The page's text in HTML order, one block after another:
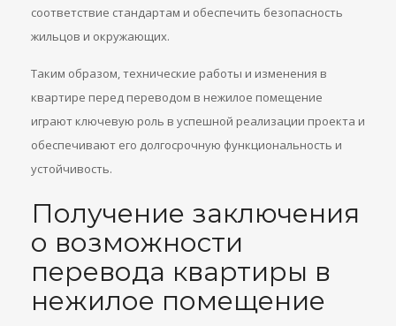
соответствие стандартам и обеспечить безопасность
жильцов и окружающих.
Таким образом, технические работы и изменения в
квартире перед переводом в нежилое помещение
играют ключевую роль в успешной реализации проекта и
обеспечивают его долгосрочную функциональность и
устойчивость.
Получение заключения
о возможности
перевода квартиры в
нежилое помещение